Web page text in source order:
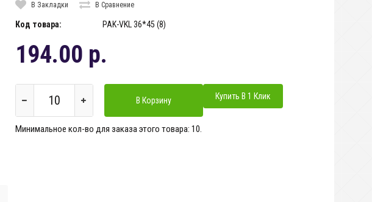
В Закладки В Сравнение
Код товара: PAK-VKL 36*45 (8)
194.00 р.
Купить В 1 Клик
Минимальное кол-во для заказа этого товара: 10.